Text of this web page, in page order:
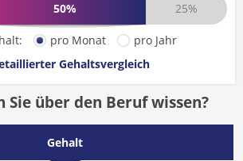
50% 25%
pro Monat
pro Jahr
Gehaltsvergleich
Sie über den Beruf wissen?
Gehalt